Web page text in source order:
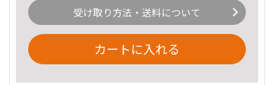
受け取り方法・送料について
カートに入れる